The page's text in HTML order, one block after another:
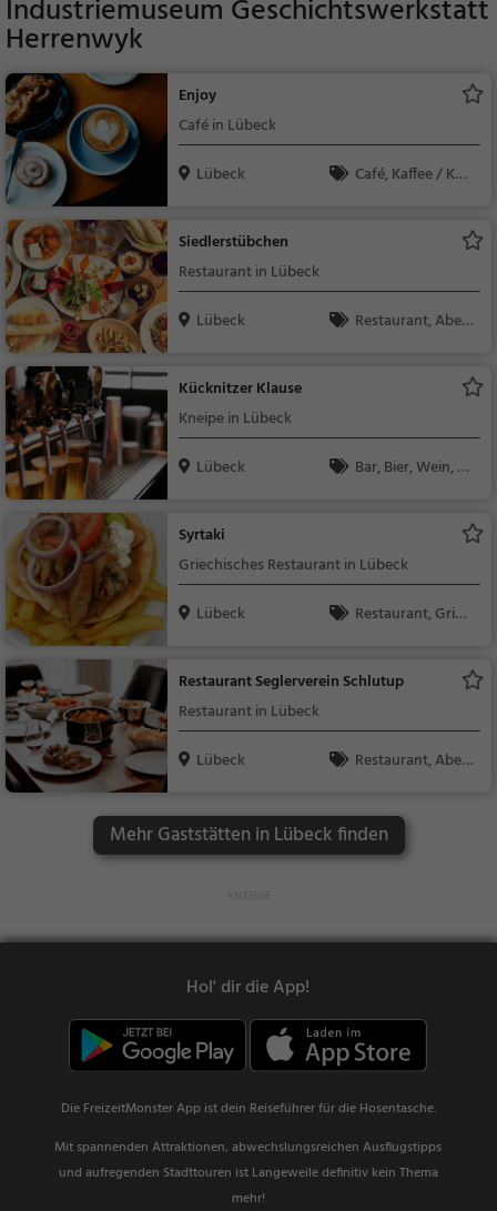
Industriemuseum Geschichtswerkstatt
Herrenwyk
Enjoy
Café in Lübeck
Lübeck
Café, Kaffee / Kuc
Siedlerstübchen
Restaurant in Lübeck
Lübeck
Restaurant, Aben
Kücknitzer Klause
Kneipe in Lübeck
Lübeck
Bar, Bier, Wein, Sn
Syrtaki
Griechisches Restaurant in Lübeck
Lübeck
Restaurant, Griec
Restaurant Seglerverein Schlutup
Restaurant in Lübeck
Lübeck
Restaurant, Aben
Mehr Gaststätten in Lübeck finden
Hol' dir die App!
Die FreizeitMonster App ist dein Reiseführer für die Hosentasche.
Mit spannenden Attraktionen, abwechslungsreichen Ausflugstipps
und aufregenden Stadttouren ist Langeweile definitiv kein Thema
mehr!